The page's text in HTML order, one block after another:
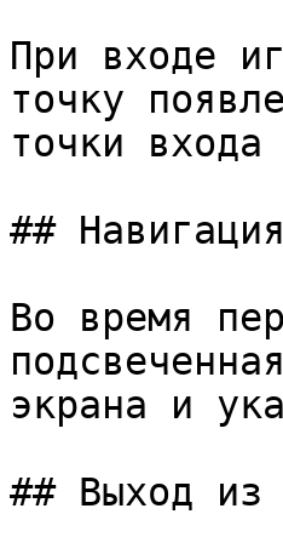
При входе
точку
точки
##
Во время
экрана и
## Выход из